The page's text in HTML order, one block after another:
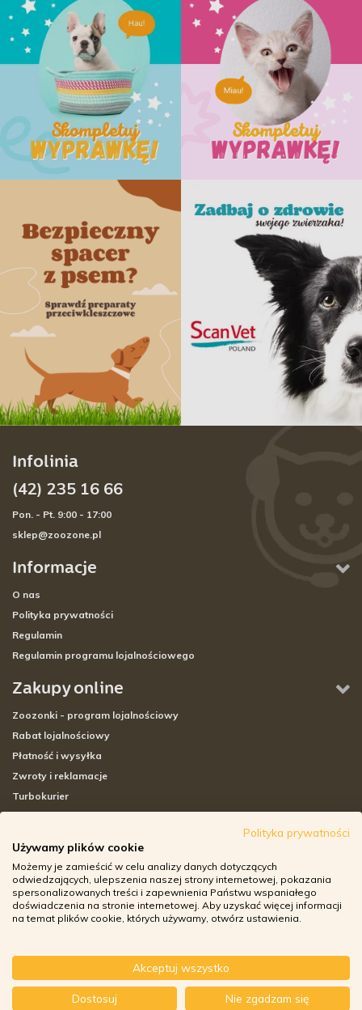
© ZOOZONE.PL 2018
DESIGN BY TONIK
Informacje
O nas
Polityka prywatności
Regulamin
Regulamin programu lojalnościowego
Zakupy online
Zoozonki - program lojalnościowy
Rabat lojalnościowy
Płatność i wysyłka
Zwroty i reklamacje
Turbokurier
Adresy sklepów stacjonarnych
Godziny otwarcia sklepów
Aplikacja zoozone.pl
Zwroty i reklamacje
Infolinia
(42) 235 16 66
Pon. - Pt. 9:00 - 17:00
sklep@zoozone.pl
Polityka prywatności
Używamy plików cookie
Możemy je zamieścić w celu analizy danych dotyczących
odwiedzających, ulepszenia naszej strony internetowej, pokazania
spersonalizowanych treści i zapewnienia Państwu wspaniałego
doświadczenia na stronie internetowej. Aby uzyskać więcej informacji
na temat plików cookie, których używamy, otwórz ustawienia.
Akceptuj wszystko
Dostosuj Nie zgadzam się